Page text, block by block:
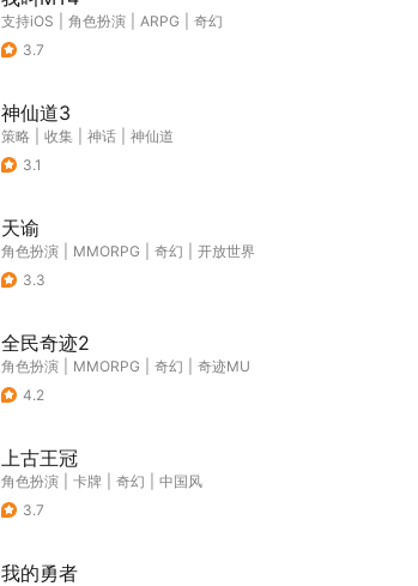
支持iOS 角色扮演 ARPG
奇幻
3.7
神仙道3
策略 收集 神话
神仙道
3.1
天谕
角色扮演 MMORPG 奇幻
开放世界
3.3
全民奇迹2
角色扮演 MMORPG 奇幻
奇迹MU
4.2
上古王冠
角色扮演 卡牌 奇幻
中国风
3.7
我的勇者